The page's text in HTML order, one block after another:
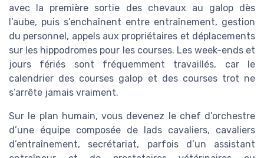
avec la première sortie des chevaux au galop dès
l’aube, puis s’enchaînent entre entraînement, gestion
du personnel, appels aux propriétaires et déplacements
sur les hippodromes pour les courses. Les week-ends et
jours fériés sont fréquemment travaillés, car le
calendrier des courses galop et des courses trot ne
s’arrête jamais vraiment.
Sur le plan humain, vous devenez le chef d’orchestre
d’une équipe composée de lads cavaliers, cavaliers
d’entraînement, secrétariat, parfois d’un assistant